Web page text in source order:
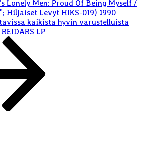
Lonely Men: Proud Of Being Myself /
Hiljaiset Levyt HIKS-019) 1990
kaikista hyvin varustelluista
LP